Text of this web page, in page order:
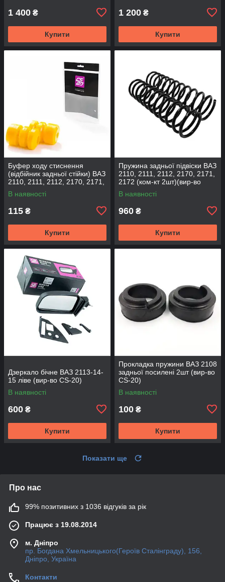
1 400 ₴
Купити
1 200 ₴
Купити
Буфер ходу стиснення
(відбійник задньої стійки) ВАЗ
2110, 2111, 2112, 2170, 2171,
2172 (2шт) (вир-во CS-20
В наявності
115 ₴
Купити
Пружина задньої підвіски ВАЗ
2110, 2111, 2112, 2170, 2171,
2172 (ком-кт 2шт)(вир-во
SKADI)
В наявності
960 ₴
Купити
Дзеркало бічне ВАЗ 2113-14-
15 ліве (вир-во CS-20)
В наявності
600 ₴
Купити
Прокладка пружини ВАЗ 2108
задньої посилені 2шт (вир-во
CS-20)
В наявності
100 ₴
Купити
Показати ще
Про нас
99% позитивних з 1036 відгуків за рік
Працює з 19.08.2014
м. Дніпро
пр. Богдана Хмельницького(Героїв Сталінграду), 156,
Дніпро, Україна
Контакти